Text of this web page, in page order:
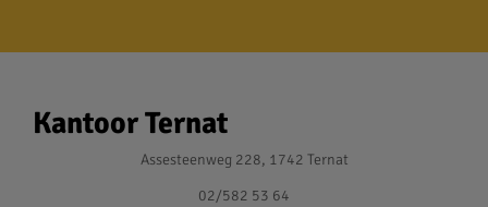
Kantoor Ternat
Assesteenweg 228, 1742 Ternat
02/582 53 64